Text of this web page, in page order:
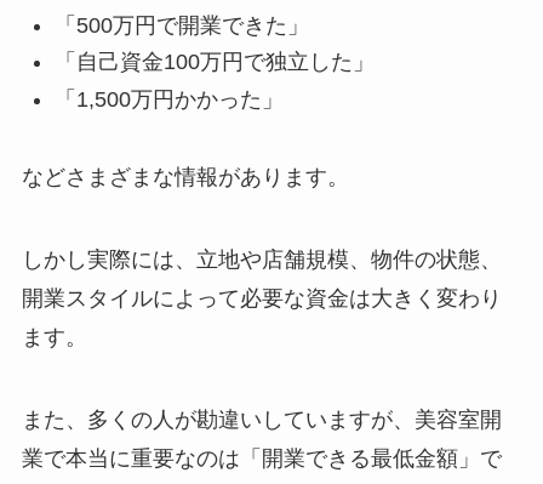
「500万円で開業できた」
「自己資金100万円で独立した」
「1,500万円かかった」
などさまざまな情報があります。
しかし実際には、立地や店舗規模、物件の状態、
開業スタイルによって必要な資金は大きく変わり
ます。
また、多くの人が勘違いしていますが、美容室開
業で本当に重要なのは「開業できる最低金額」で